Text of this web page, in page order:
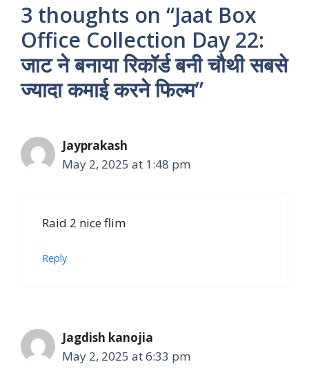
3 thoughts on “Jaat Box
Office Collection Day 22:
जाट ने बनाया रिकॉर्ड बनी चौथी सबसे
ज्यादा कमाई करने फिल्म”
Jayprakash
May 2, 2025 at 1:48 pm
Raid 2 nice flim
Reply
Jagdish kanojia
May 2, 2025 at 6:33 pm